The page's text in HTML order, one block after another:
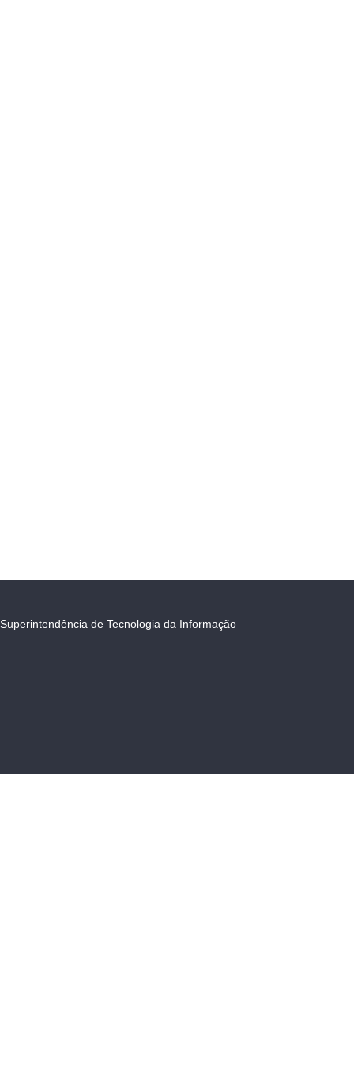
Superintendência de Tecnologia da Informação